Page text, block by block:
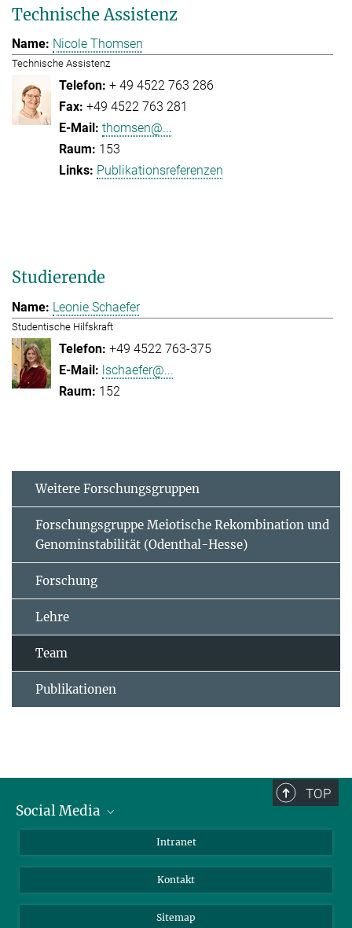
Technische Assistenz
Nicole Thomsen
Technische Assistenz
+ 49 4522 763 286
+49 4522 763 281
thomsen@...
153
Publikationsreferenzen
Studierende
Leonie Schaefer
Studentische Hilfskraft
+49 4522 763-375
lschaefer@...
152
Weitere Forschungsgruppen
Forschungsgruppe Meiotische Rekombination und
Genominstabilität (Odenthal-Hesse)
Forschung
Lehre
Team
Publikationen
TOP
Social Media
Intranet
Kontakt
Sitemap